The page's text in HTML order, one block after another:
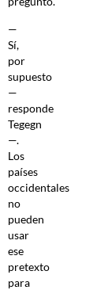
—
Sí,
por
supuesto
—
responde
Tegegn
—.
Los
países
occidentales
no
pueden
usar
ese
pretexto
para